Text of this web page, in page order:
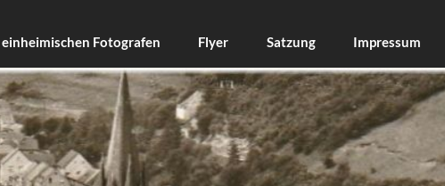
Fotografen Flyer Satzung Impressum